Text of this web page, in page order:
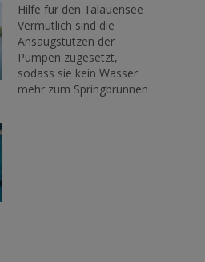
Hilfe für den Talauensee
Vermutlich sind die
Ansaugstutzen der
Pumpen zugesetzt,
sodass sie kein Wasser
mehr zum Springbrunnen